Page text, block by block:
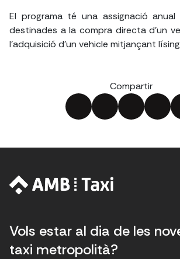
El programa té una assignació
destinades a la compra directa d'un
l'adquisició d'un vehicle mitjançant
Compartir
Vols estar al dia de les
taxi metropolità?